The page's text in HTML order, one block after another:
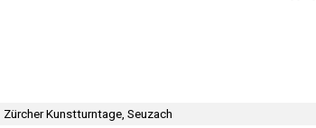
Zürcher Kunstturntage, Seuzach